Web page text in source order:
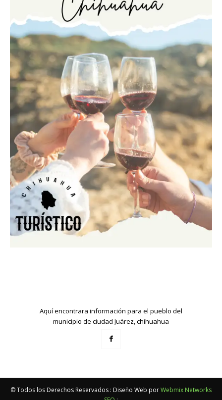
Aquí encontrara información para el pueblo del
municipio de ciudad Juárez, chihuahua
© Todos los Derechos Reservados : Diseño Web porWebmix Networks